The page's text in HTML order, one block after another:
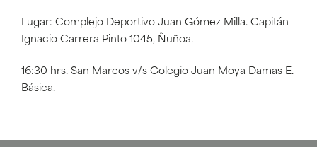
Lugar: Complejo Deportivo Juan Gómez Milla. Capitán
Ignacio Carrera Pinto 1045, Ñuñoa.
16:30 hrs. San Marcos v/s Colegio Juan Moya Damas E.
Básica.